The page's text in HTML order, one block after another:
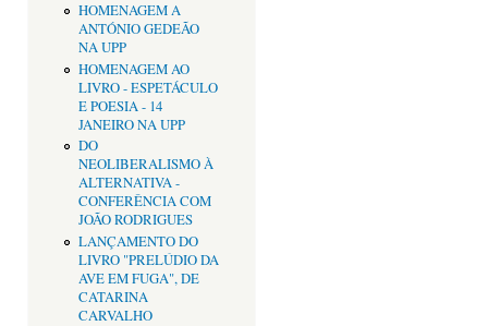
HOMENAGEM A
ANTÓNIO GEDEÃO
NA UPP
HOMENAGEM AO
LIVRO - ESPETÁCULO
E POESIA - 14
JANEIRO NA UPP
DO
NEOLIBERALISMO À
ALTERNATIVA -
CONFERÊNCIA COM
JOÃO RODRIGUES
LANÇAMENTO DO
LIVRO "PRELÚDIO DA
AVE EM FUGA", DE
CATARINA
CARVALHO